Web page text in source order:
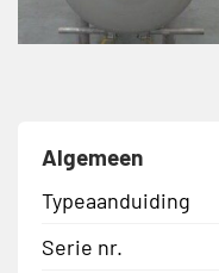
Algemeen
Typeaanduiding
Serie nr.